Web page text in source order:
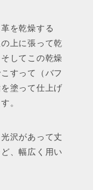
を乾燥する
上に張って乾
してこの乾燥
すって（バフ
塗って仕上げ
。
沢があって丈
、幅広く用い